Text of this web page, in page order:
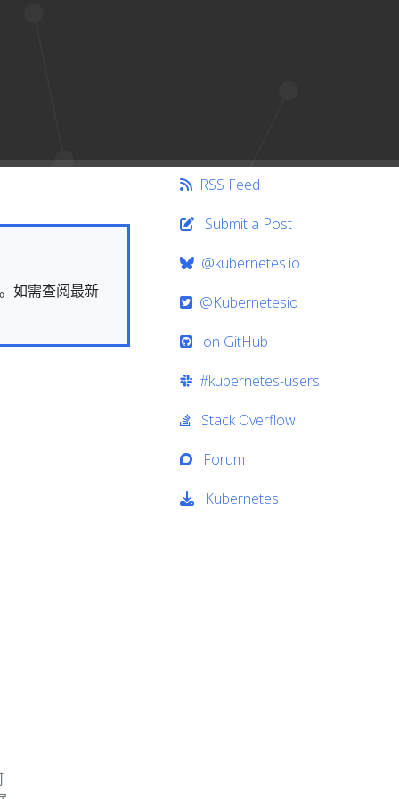
如需查阅最新
RSS Feed
Submit a Post
@kubernetes.io
@Kubernetesio
on GitHub
#kubernetes-users
Stack Overflow
Forum
Kubernetes